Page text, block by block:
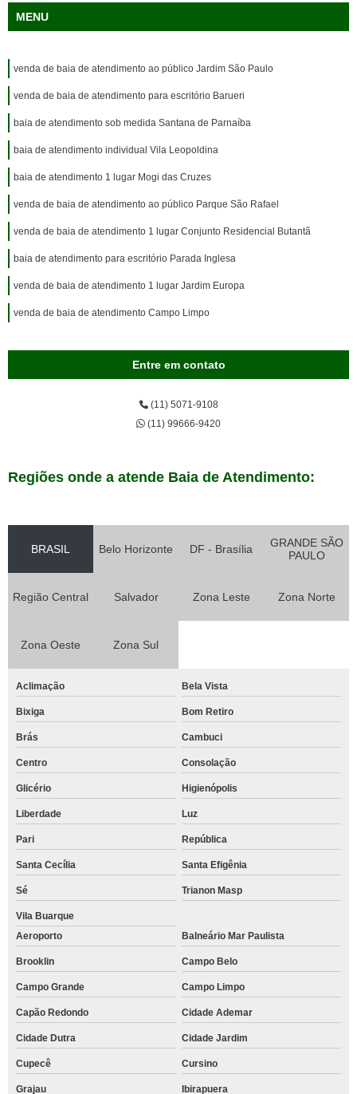
MENU
venda de baia de atendimento ao público Jardim São Paulo
venda de baia de atendimento para escritório Barueri
baia de atendimento sob medida Santana de Parnaíba
baia de atendimento individual Vila Leopoldina
baia de atendimento 1 lugar Mogi das Cruzes
venda de baia de atendimento ao público Parque São Rafael
venda de baia de atendimento 1 lugar Conjunto Residencial Butantã
baia de atendimento para escritório Parada Inglesa
venda de baia de atendimento 1 lugar Jardim Europa
venda de baia de atendimento Campo Limpo
Entre em contato
(11) 5071-9108
(11) 99666-9420
Regiões onde a atende Baia de Atendimento:
BRASIL Belo Horizonte DF - Brasília
GRANDE SÃO
PAULO
Região Central Salvador Zona Leste Zona Norte
Zona Oeste Zona Sul
Aclimação Bela Vista
Bixiga Bom Retiro
Brás Cambuci
Centro Consolação
Glicério Higienópolis
Liberdade Luz
Pari República
Santa Cecília Santa Efigênia
Sé Trianon Masp
Vila Buarque
Aeroporto
Balneário Mar Paulista
Brooklin Campo Belo
Campo Grande Campo Limpo
Capão Redondo Cidade Ademar
Cidade Dutra Cidade Jardim
Cupecê Cursino
Grajau Ibirapuera